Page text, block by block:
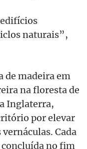
naturais”,
de madeira em
na floresta de
Inglaterra,
por elevar
Cada
no fim